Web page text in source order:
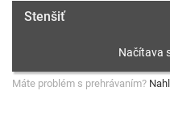
Stenšiť
Máte problém s prehrávaním?